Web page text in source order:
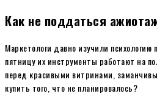
Как не поддаться
Маркетологи давно изучили психологию
пятницу их инструменты работают на
перед красивыми витринами,
купить того, что не планировалось?